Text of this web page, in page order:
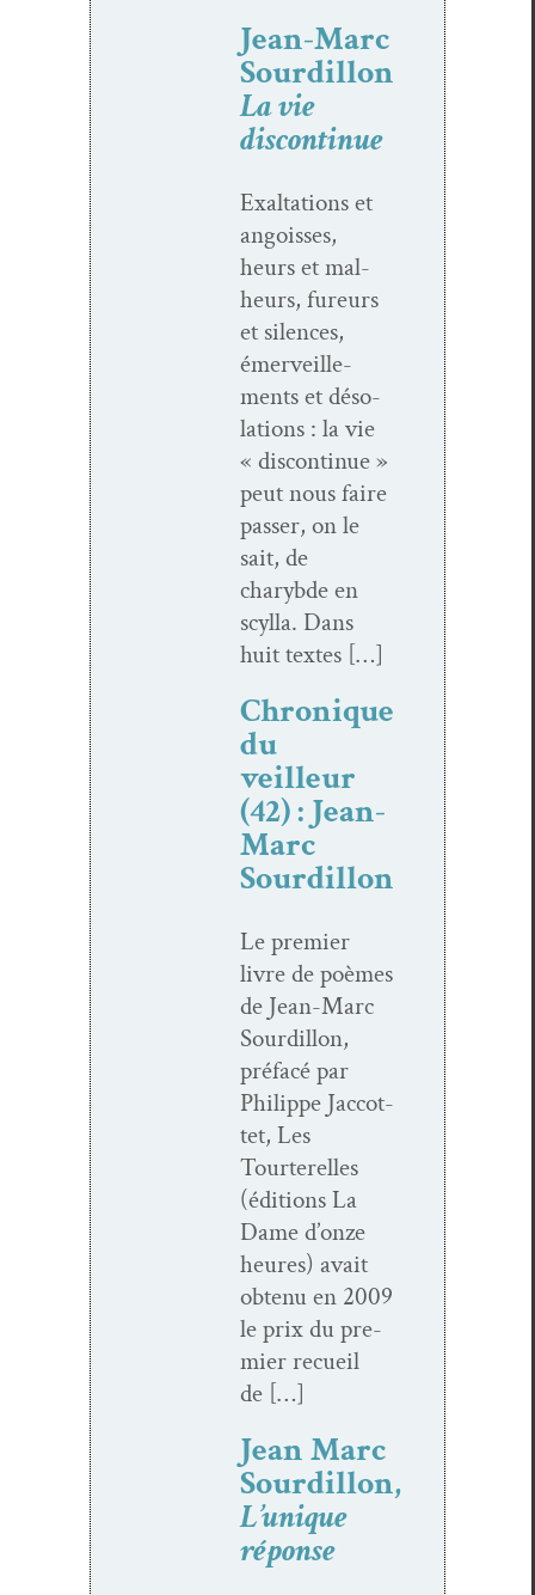
Jean-Marc
Sourdillon
La vie
discontinue
Exal­ta­tions et
angoiss­es,
heurs et mal­
heurs, fureurs
et silences,
émer­veille­
ments et déso­
la­tions : la vie
« dis­con­tin­ue »
peut nous faire
pass­er, on le
sait, de
charybde en
scyl­la. Dans
huit textes […]
Chronique
du
veilleur
(42) : Jean-
Marc
Sourdillon
Le pre­mier
livre de poèmes
de Jean-Marc
Sour­dil­lon,
pré­facé par
Philippe Jac­cot­
tet, Les
Tourterelles
(édi­tions La
Dame d’onze
heures) avait
obtenu en 2009
le prix du pre­
mier recueil
de […]
Jean Marc
Sourdillon,
L’unique
réponse